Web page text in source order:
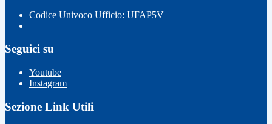
Codice Univoco Ufficio: UFAP5V
Seguici su
Youtube
Instagram
Sezione Link Utili